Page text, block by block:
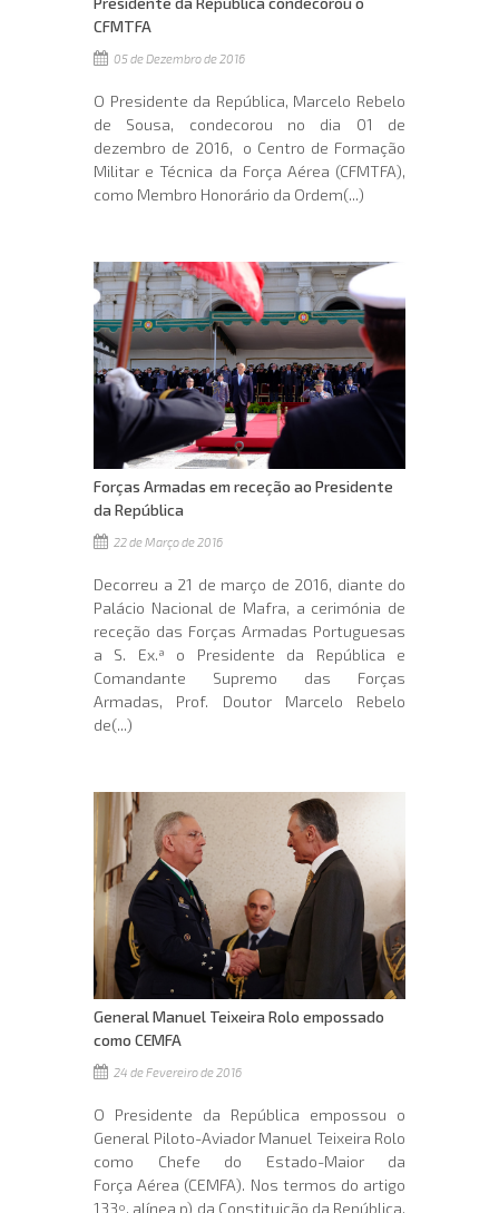
CFMTFA
05 de Dezembro de 2016
O Presidente da República, Marcelo Rebelo
de Sousa, condecorou no dia 01 de
dezembro de 2016, o Centro de Formação
Militar e Técnica da Força Aérea (CFMTFA),
como Membro Honorário da Ordem(...)
Forças Armadas em receção ao Presidente
da República
22 de Março de 2016
Decorreu a 21 de março de 2016, diante do
Palácio Nacional de Mafra, a cerimónia de
receção das Forças Armadas Portuguesas
a S. Ex.ª o Presidente da República e
Comandante Supremo das Forças
Armadas, Prof. Doutor Marcelo Rebelo
de(...)
General Manuel Teixeira Rolo empossado
como CEMFA
24 de Fevereiro de 2016
O Presidente da República empossou o
General Piloto-Aviador Manuel Teixeira Rolo
como Chefe do Estado-Maior da
Força Aérea (CEMFA). Nos termos do artigo
133º, alínea p) da Constituição da República,